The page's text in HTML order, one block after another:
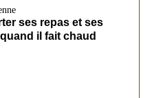
ses repas et ses
il fait chaud